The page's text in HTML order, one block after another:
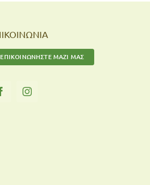
ΕΠΙΚΟΙΝΩΝΗΣΤΕ ΜΑΖΙ ΜΑΣ